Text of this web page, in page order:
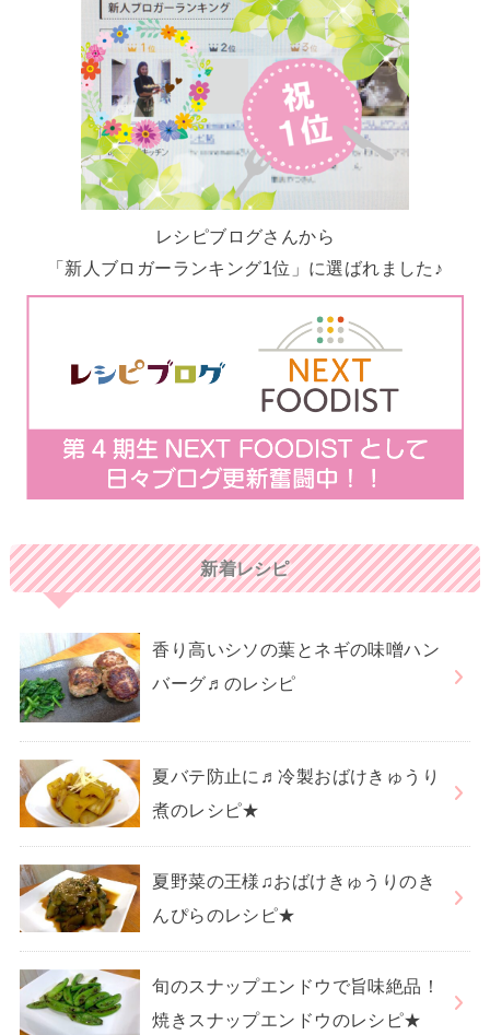
レシピブログさんから
「新人ブロガーランキング1位」に選ばれました♪
新着レシピ
香り高いシソの葉とネギの味噌ハン
バーグ♬のレシピ
夏バテ防止に♬冷製おばけきゅうり
煮のレシピ★
夏野菜の王様♫おばけきゅうりのき
んぴらのレシピ★
旬のスナップエンドウで旨味絶品！
焼きスナップエンドウのレシピ★